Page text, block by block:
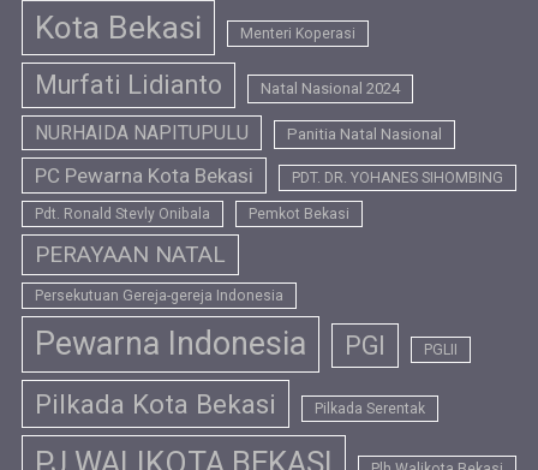
Kota Bekasi Menteri Koperasi
Murfati Lidianto Natal Nasional 2024
NURHAIDA NAPITUPULU Panitia Natal Nasional
PC Pewarna Kota Bekasi PDT. DR. YOHANES SIHOMBING
Pdt. Ronald Stevly Onibala Pemkot Bekasi
PERAYAAN NATAL
Persekutuan Gereja-gereja Indonesia
Pewarna Indonesia PGI PGLII
Pilkada Kota Bekasi Pilkada Serentak
PJ WALIKOTA BEKASI